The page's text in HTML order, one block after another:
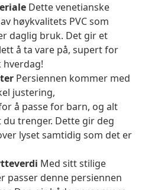
Dette venetianske
høykvalitets PVC som
daglig bruk. Det gir et
å ta vare på, supert for
hverdag!
Persiennen kommer med
justering,
å passe for barn, og alt
trenger. Dette gir deg
lyset samtidig som det er
Med sitt stilige
passer denne persiennen